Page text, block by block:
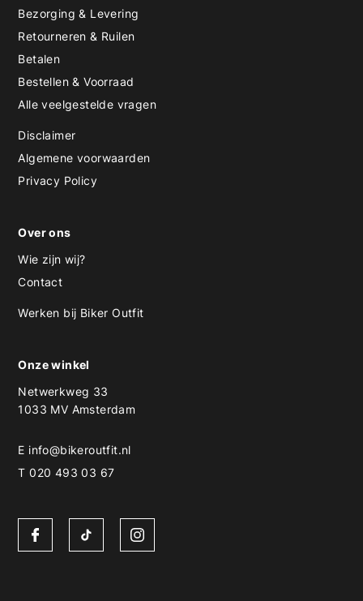
Bezorging & Levering
Retourneren & Ruilen
Betalen
Bestellen & Voorraad
Alle veelgestelde vragen
Disclaimer
Algemene voorwaarden
Privacy Policy
Over ons
Wie zijn wij?
Contact
Werken bij Biker Outfit
Onze winkel
Netwerkweg 33
1033 MV Amsterdam
E info@bikeroutfit.nl
T 020 493 03 67